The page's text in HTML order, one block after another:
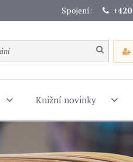
Spojení:
Knižní novinky